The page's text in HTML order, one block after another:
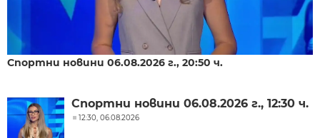
Спортни новини 06.08.2026 г., 20:50 ч.
Спортни новини 06.08.2026 г., 12:30 ч.
12:30, 06.08.2026